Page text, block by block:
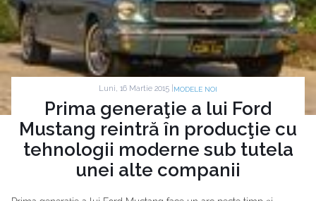
Luni, 16 Martie 2015 | MODELE NOI
Prima generaţie a lui Ford
Mustang reintră în producţie cu
tehnologii moderne sub tutela
unei alte companii